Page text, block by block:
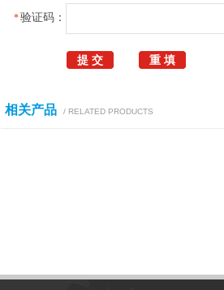
*验证码：
相关产品 / RELATED PRODUCTS